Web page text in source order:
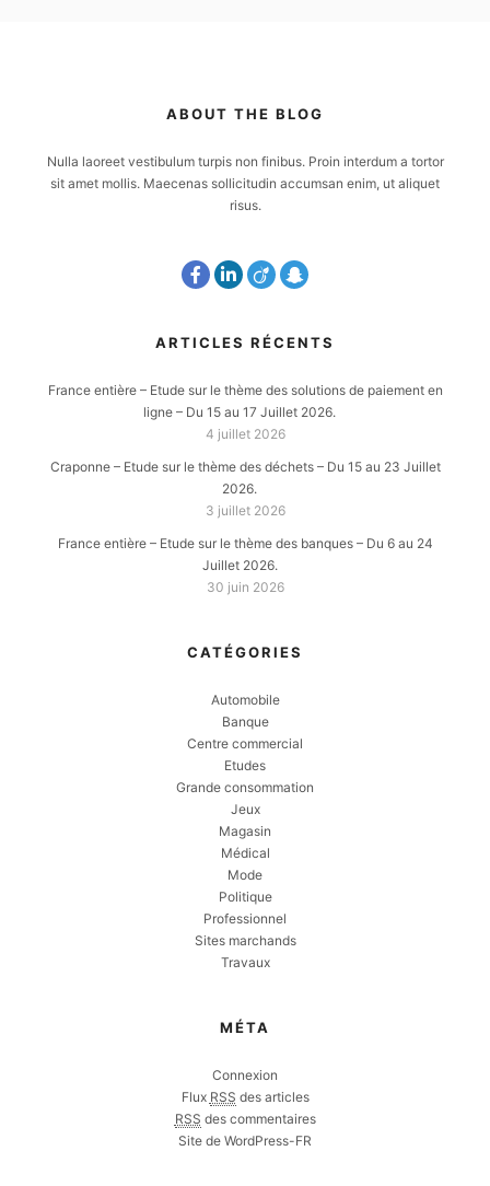
ABOUT THE BLOG
Nulla laoreet vestibulum turpis non finibus. Proin interdum a tortor
sit amet mollis. Maecenas sollicitudin accumsan enim, ut aliquet
risus.
ARTICLES RÉCENTS
France entière – Etude sur le thème des solutions de paiement en
ligne – Du 15 au 17 Juillet 2026.
4 juillet 2026
Craponne – Etude sur le thème des déchets – Du 15 au 23 Juillet
2026.
3 juillet 2026
France entière – Etude sur le thème des banques – Du 6 au 24
Juillet 2026.
30 juin 2026
CATÉGORIES
Automobile
Banque
Centre commercial
Etudes
Grande consommation
Jeux
Magasin
Médical
Mode
Politique
Professionnel
Sites marchands
Travaux
MÉTA
Connexion
Flux RSS des articles
RSS des commentaires
Site de WordPress-FR